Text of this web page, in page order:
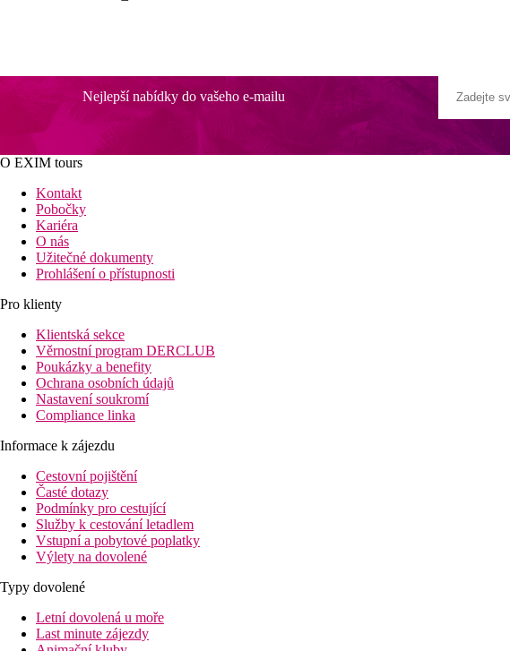
Nejlepší nabídky do vašeho e-mailu
O EXIM tours
Kontakt
Pobočky
Kariéra
O nás
Užitečné dokumenty
Prohlášení o přístupnosti
Pro klienty
Klientská sekce
Věrnostní program DERCLUB
Poukázky a benefity
Ochrana osobních údajů
Nastavení soukromí
Compliance linka
Informace k zájezdu
Cestovní pojištění
Časté dotazy
Podmínky pro cestující
Služby k cestování letadlem
Vstupní a pobytové poplatky
Výlety na dovolené
Typy dovolené
Letní dovolená u moře
Last minute zájezdy